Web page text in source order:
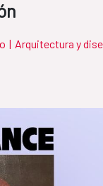
| Arquitectura y